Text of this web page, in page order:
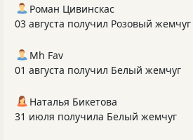
Роман Цивинскас
03 августа получил Розовый жемчуг
Mh Fav
01 августа получил Белый жемчуг
Наталья Бикетова
31 июля получила Белый жемчуг